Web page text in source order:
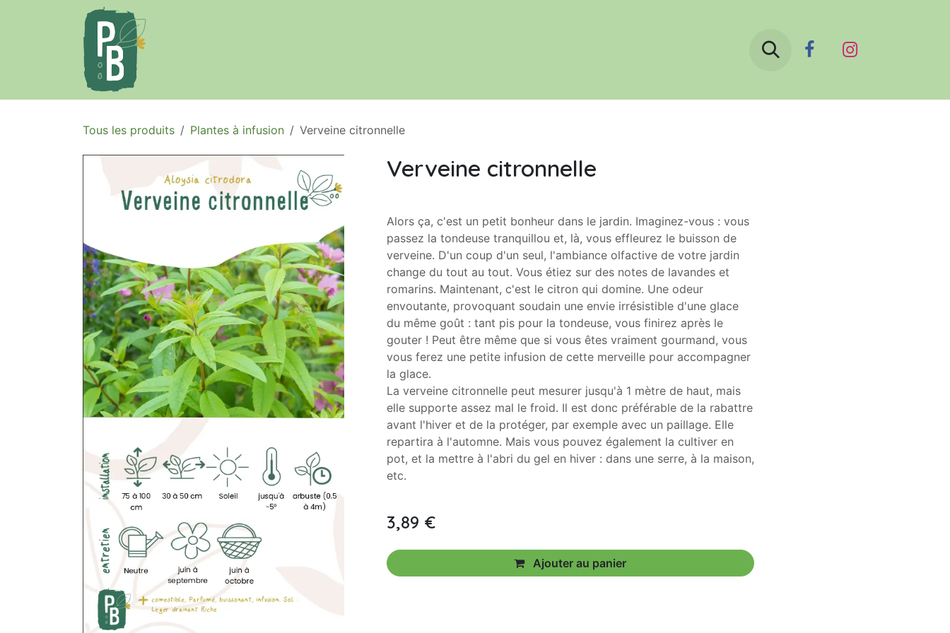
Se rendre au contenu
Le blog Contactez-nous
Tous les produits Plantes à infusion Verveine citronnelle
Verveine citronnelle
Alors ça, c'est un petit bonheur dans le jardin. Imaginez-vous : vous
passez la tondeuse tranquillou et, là, vous effleurez le buisson de
verveine. D'un coup d'un seul, l'ambiance olfactive de votre jardin
change du tout au tout. Vous étiez sur des notes de lavandes et
romarins. Maintenant, c'est le citron qui domine. Une odeur
envoutante, provoquant soudain une envie irrésistible d'une glace
du même goût : tant pis pour la tondeuse, vous finirez après le
gouter ! Peut être même que si vous êtes vraiment gourmand, vous
vous ferez une petite infusion de cette merveille pour accompagner
la glace.
La verveine citronnelle peut mesurer jusqu'à 1 mètre de haut, mais
elle supporte assez mal le froid. Il est donc préférable de la rabattre
avant l'hiver et de la protéger, par exemple avec un paillage. Elle
repartira à l'automne. Mais vous pouvez également la cultiver en
pot, et la mettre à l'abri du gel en hiver : dans une serre, à la maison,
etc.
3,89 €
Ajouter au panier